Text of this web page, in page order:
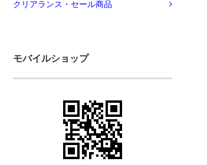
クリアランス・セール商品
モバイルショップ